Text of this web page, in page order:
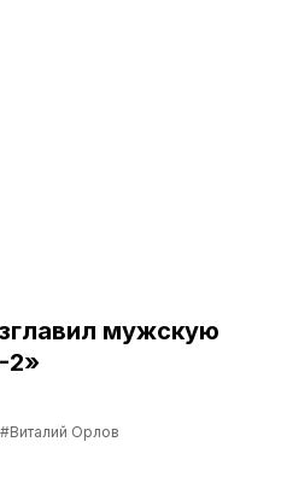
мужскую
2»
#Виталий Орлов